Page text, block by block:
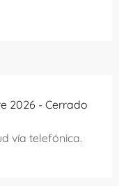
2026 - Cerrado
vía telefónica.